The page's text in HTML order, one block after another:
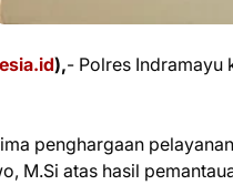
),- Polres Indramayu
penghargaan
M.Si atas hasil